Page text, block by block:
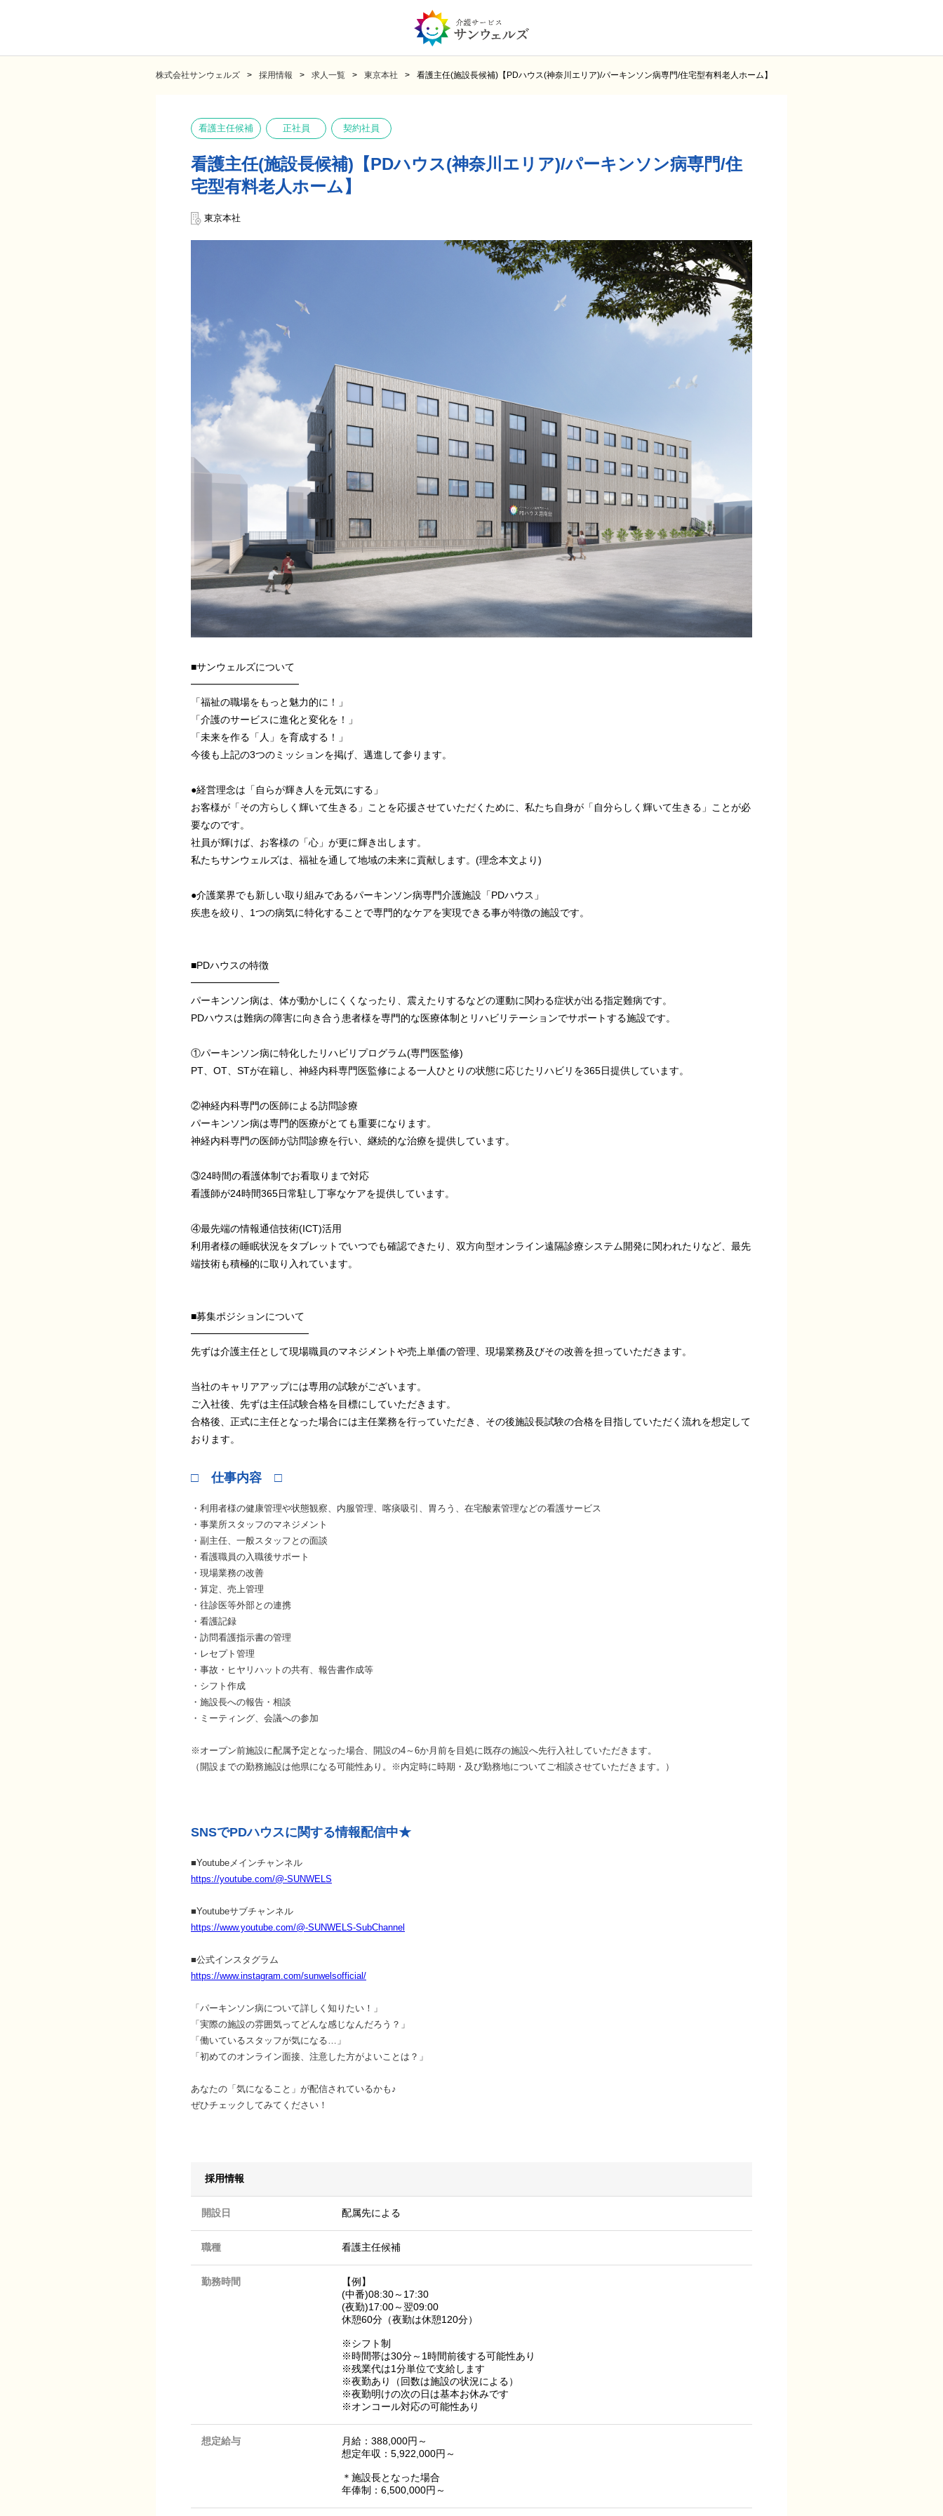
株式会社サンウェルズ 採用情報 求人一覧 東京本社 看護主任(施設長候補)【PDハウス(神奈川エリア)/パーキンソン病専門/住宅型有料老人ホーム】
看護主任候補 正社員 契約社員
看護主任(施設長候補)【PDハウス(神奈川エリア)/パーキンソン病専門/住
宅型有料老人ホーム】
東京本社
■サンウェルズについて
━━━━━━━━━━━
「福祉の職場をもっと魅力的に！」
「介護のサービスに進化と変化を！」
「未来を作る「人」を育成する！」
今後も上記の3つのミッションを掲げ、邁進して参ります。
●経営理念は「自らが輝き人を元気にする」
お客様が「その方らしく輝いて生きる」ことを応援させていただくために、私たち自身が「自分らしく輝いて生きる」ことが必
要なのです。
社員が輝けば、お客様の「心」が更に輝き出します。
私たちサンウェルズは、福祉を通して地域の未来に貢献します。(理念本文より)
●介護業界でも新しい取り組みであるパーキンソン病専門介護施設「PDハウス」
疾患を絞り、1つの病気に特化することで専門的なケアを実現できる事が特徴の施設です。
■PDハウスの特徴
━━━━━━━━━
パーキンソン病は、体が動かしにくくなったり、震えたりするなどの運動に関わる症状が出る指定難病です。
PDハウスは難病の障害に向き合う患者様を専門的な医療体制とリハビリテーションでサポートする施設です。
①パーキンソン病に特化したリハビリプログラム(専門医監修)
PT、OT、STが在籍し、神経内科専門医監修による一人ひとりの状態に応じたリハビリを365日提供しています。
②神経内科専門の医師による訪問診療
パーキンソン病は専門的医療がとても重要になります。
神経内科専門の医師が訪問診療を行い、継続的な治療を提供しています。
③24時間の看護体制でお看取りまで対応
看護師が24時間365日常駐し丁寧なケアを提供しています。
④最先端の情報通信技術(ICT)活用
利用者様の睡眠状況をタブレットでいつでも確認できたり、双方向型オンライン遠隔診療システム開発に関われたりなど、最先
端技術も積極的に取り入れています。
■募集ポジションについて
━━━━━━━━━━━━
先ずは介護主任として現場職員のマネジメントや売上単価の管理、現場業務及びその改善を担っていただきます。
当社のキャリアアップには専用の試験がございます。
ご入社後、先ずは主任試験合格を目標にしていただきます。
合格後、正式に主任となった場合には主任業務を行っていただき、その後施設長試験の合格を目指していただく流れを想定して
おります。
□ 仕事内容 □
・利用者様の健康管理や状態観察、内服管理、喀痰吸引、胃ろう、在宅酸素管理などの看護サービス
・事業所スタッフのマネジメント
・副主任、一般スタッフとの面談
・看護職員の入職後サポート
・現場業務の改善
・算定、売上管理
・往診医等外部との連携
・看護記録
・訪問看護指示書の管理
・レセプト管理
・事故・ヒヤリハットの共有、報告書作成等
・シフト作成
・施設長への報告・相談
・ミーティング、会議への参加
※オープン前施設に配属予定となった場合、開設の4～6か月前を目処に既存の施設へ先行入社していただきます。
（開設までの勤務施設は他県になる可能性あり。※内定時に時期・及び勤務地についてご相談させていただきます。）
SNSでPDハウスに関する情報配信中★
■Youtubeメインチャンネル
https://youtube.com/@-SUNWELS
■Youtubeサブチャンネル
https://www.youtube.com/@-SUNWELS-SubChannel
■公式インスタグラム
https://www.instagram.com/sunwelsofficial/
「パーキンソン病について詳しく知りたい！」
「実際の施設の雰囲気ってどんな感じなんだろう？」
「働いているスタッフが気になる…」
「初めてのオンライン面接、注意した方がよいことは？」
あなたの「気になること」が配信されているかも♪
ぜひチェックしてみてください！
採用情報
開設日 配属先による
職種 看護主任候補
勤務時間
【例】
(中番)08:30～17:30
(夜勤)17:00～翌09:00
休憩60分（夜勤は休憩120分）
※シフト制
※時間帯は30分～1時間前後する可能性あり
※残業代は1分単位で支給します
※夜勤あり（回数は施設の状況による）
※夜勤明けの次の日は基本お休みです
※オンコール対応の可能性あり
想定給与
月給：388,000円～
想定年収：5,922,000円～
＊施設長となった場合
年俸制：6,500,000円～